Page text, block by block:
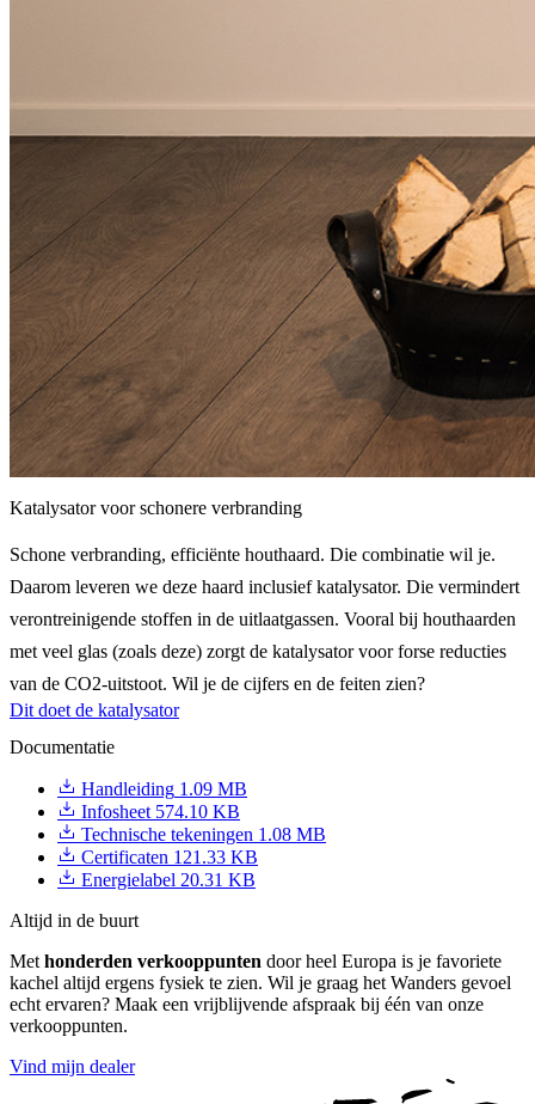
Katalysator voor schonere verbranding
Schone verbranding, efficiënte houthaard. Die combinatie wil je.
Daarom leveren we deze haard inclusief katalysator. Die vermindert
verontreinigende stoffen in de uitlaatgassen. Vooral bij houthaarden
met veel glas (zoals deze) zorgt de katalysator voor forse reducties
van de CO2-uitstoot. Wil je de cijfers en de feiten zien?
Dit doet de katalysator
Documentatie
Handleiding 1.09 MB
Infosheet 574.10 KB
Technische tekeningen 1.08 MB
Certificaten 121.33 KB
Energielabel 20.31 KB
Altijd in de buurt
Met honderden verkooppunten door heel Europa is je favoriete
kachel altijd ergens fysiek te zien. Wil je graag het Wanders gevoel
echt ervaren? Maak een vrijblijvende afspraak bij één van onze
verkooppunten.
Vind mijn dealer